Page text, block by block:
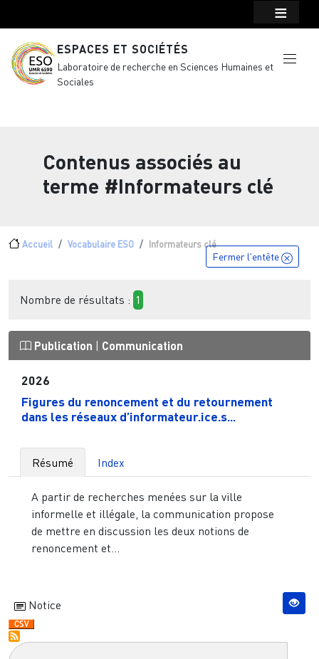
ESPACES ET SOCIÉTÉS
Laboratoire de recherche en Sciences Humaines et
Sociales
Contenus associés au
terme #Informateurs clé
Fil d'Ariane
Accueil Vocabulaire ESO Informateurs clé
Fermer l'entête
Nombre de résultats : 1
Publication Communication
2026
Figures du renoncement et du retournement
dans les réseaux d’informateur.ice.s...
Résumé Index
A partir de recherches menées sur la ville
informelle et illégale, la communication propose
de mettre en discussion les deux notions de
renoncement et...
Notice